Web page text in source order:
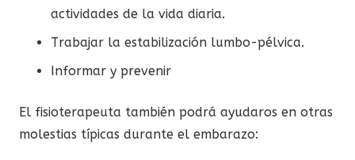
actividades de la vida diaria.
Trabajar la estabilización lumbo-pélvica.
Informar y prevenir
El fisioterapeuta también podrá ayudaros en otras
molestias típicas durante el embarazo: